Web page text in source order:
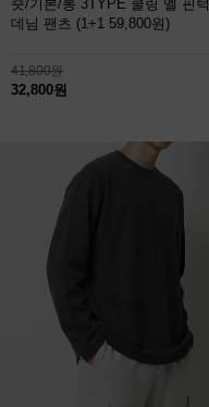
숏/기본/롱 3TYPE 쿨링 멜 핀턱
데님 팬츠 (1+1 59,800원)
41,800원
32,800원